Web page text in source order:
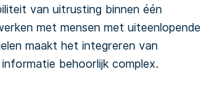
van uitrusting binnen één
met mensen met uiteenlopende
maakt het integreren van
behoorlijk complex.